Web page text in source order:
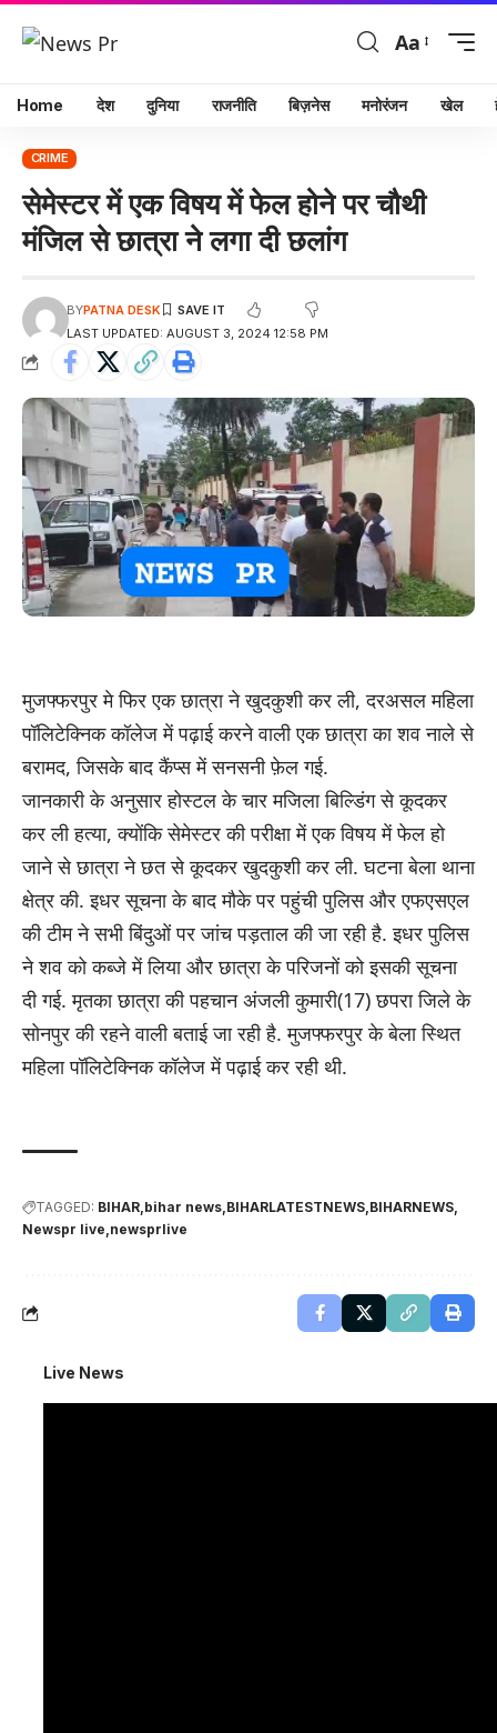
Aa
Home देश दुनिया राजनीति बिज़नेस मनोरंजन खेल
CRIME
सेमेस्टर में एक विषय में फेल होने पर चौथी
मंजिल से छात्रा ने लगा दी छलांग
LAST UPDATED: AUGUST 3, 2024 12:58 PM
BYPATNA DESK
मुजफ्फरपुर मे फिर एक छात्रा ने खुदकुशी कर ली, दरअसल महिला
पॉलिटेक्निक कॉलेज में पढ़ाई करने वाली एक छात्रा का शव नाले से
बरामद, जिसके बाद कैंप्स में सनसनी फ़ेल गई.
जानकारी के अनुसार होस्टल के चार मजिला बिल्डिंग से कूदकर
कर ली हत्या, क्योंकि सेमेस्टर की परीक्षा में एक विषय में फेल हो
जाने से छात्रा ने छत से कूदकर खुदकुशी कर ली. घटना बेला थाना
क्षेत्र की. इधर सूचना के बाद मौके पर पहुंची पुलिस और एफएसएल
की टीम ने सभी बिंदुओं पर जांच पड़ताल की जा रही है. इधर पुलिस
ने शव को कब्जे में लिया और छात्रा के परिजनों को इसकी सूचना
दी गई. मृतका छात्रा की पहचान अंजली कुमारी(17) छपरा जिले के
सोनपुर की रहने वाली बताई जा रही है. मुजफ्फरपुर के बेला स्थित
महिला पॉलिटेक्निक कॉलेज में पढ़ाई कर रही थी.
TAGGED: BIHAR bihar news BIHARLATESTNEWS BIHARNEWS
Newspr live newsprlive
Live News